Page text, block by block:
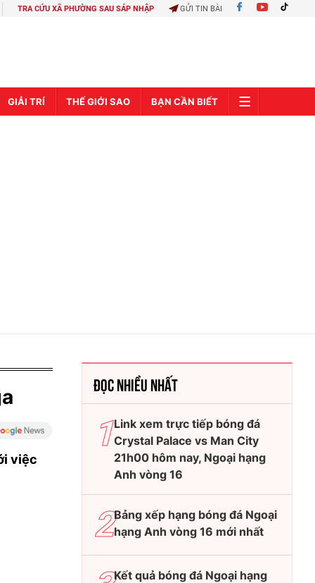
TRA CỨU XÃ PHƯỜNG SAU SÁP NHẬP GỬI TIN BÀI
GIẢI TRÍ THẾ GIỚI SAO BẠN CẦN BIẾT
việc
ĐỌC NHIỀU NHẤT
Link xem trực tiếp bóng đá
Crystal Palace vs Man City
21h00 hôm nay, Ngoại hạng
Anh vòng 16
Bảng xếp hạng bóng đá Ngoại
hạng Anh vòng 16 mới nhất
Kết quả bóng đá Ngoại hạng